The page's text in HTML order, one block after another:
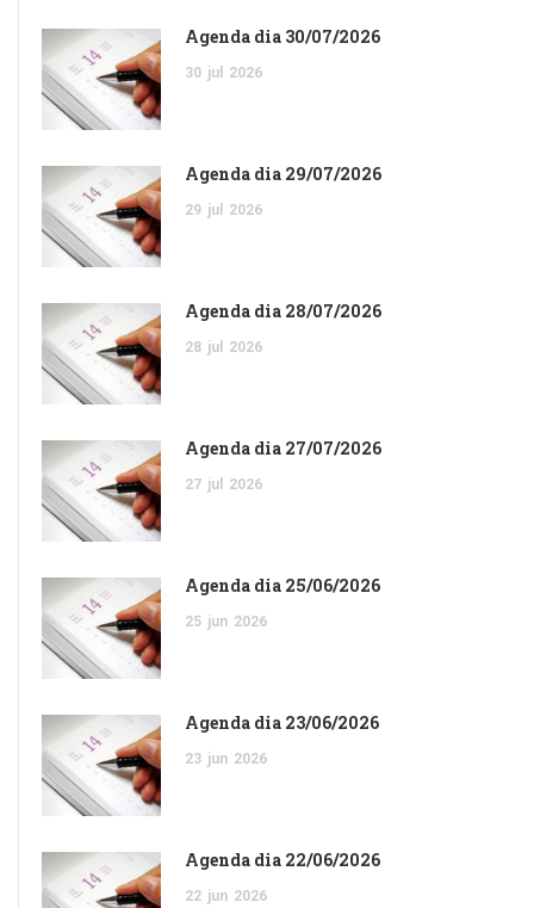
Agenda dia 30/07/2026
30 jul 2026
Agenda dia 29/07/2026
29 jul 2026
Agenda dia 28/07/2026
28 jul 2026
Agenda dia 27/07/2026
27 jul 2026
Agenda dia 25/06/2026
25 jun 2026
Agenda dia 23/06/2026
23 jun 2026
Agenda dia 22/06/2026
22 jun 2026